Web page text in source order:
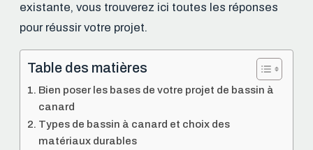
existante, vous trouverez ici toutes les réponses
pour réussir votre projet.
Table des matières
Bien poser les bases de votre projet de bassin à
canard
Types de bassin à canard et choix des
matériaux durables